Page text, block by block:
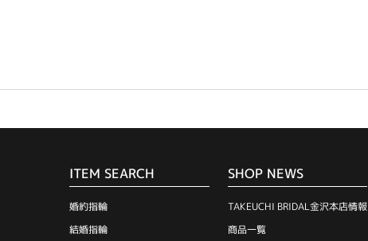
ITEM SEARCH
婚約指輪
結婚指輪
SHOP NEWS
TAKEUCHI BRIDAL金沢本店情報
商品一覧